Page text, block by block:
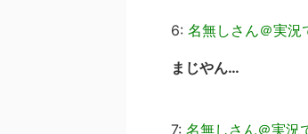
6: 名無しさん＠実況
まじやん…
7: 名無しさん＠実況